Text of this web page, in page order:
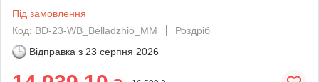
Під замовлення
Код: BD-23-WB_Belladzhio_MM
Роздріб
Відправка з 23 серпня 2026